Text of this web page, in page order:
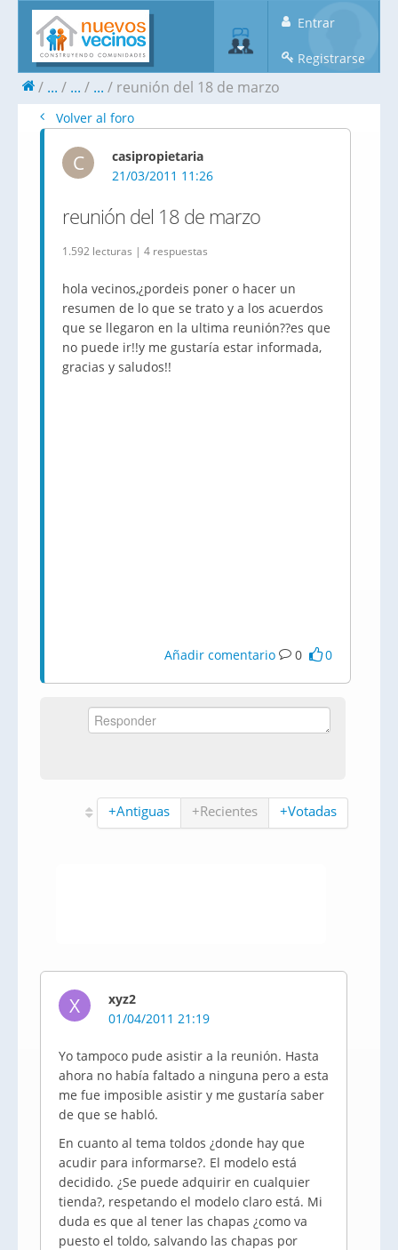
Entrar
Registrarse
... ... ... reunión del 18 de marzo
Volver al foro
C
casipropietaria
21/03/2011 11:26
reunión del 18 de marzo
1.592 lecturas | 4 respuestas
hola vecinos,¿pordeis poner o hacer un
resumen de lo que se trato y a los acuerdos
que se llegaron en la ultima reunión??es que
no puede ir!!y me gustaría estar informada,
gracias y saludos!!
Añadir comentario 0 0
+Antiguas +Recientes +Votadas
X
xyz2
01/04/2011 21:19
Yo tampoco pude asistir a la reunión. Hasta
ahora no había faltado a ninguna pero a esta
me fue imposible asistir y me gustaría saber
de que se habló.
En cuanto al tema toldos ¿donde hay que
acudir para informarse?. El modelo está
decidido. ¿Se puede adquirir en cualquier
tienda?, respetando el modelo claro está. Mi
duda es que al tener las chapas ¿como va
puesto el toldo, salvando las chapas por